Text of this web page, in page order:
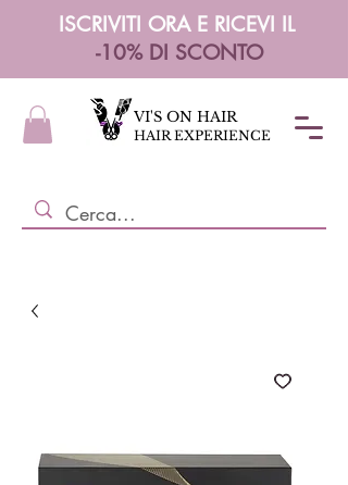
ISCRIVITI ORA E RICEVI IL
-10% DI SCONTO
HAIR EXPERIENCE
VI'S ON HAIR